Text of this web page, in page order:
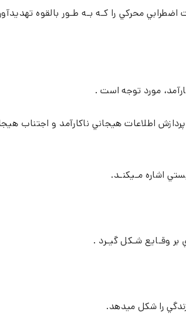
محركي را كـه بـه طـور بالقوه
مورد توجه است .
پردازش اطلاعات هيجاني ناكارآمد و اجتناب
اشاره مـيكنـد.
بر وقـايع شـكل گيـرد .
زندگي را شكل ميدهد.